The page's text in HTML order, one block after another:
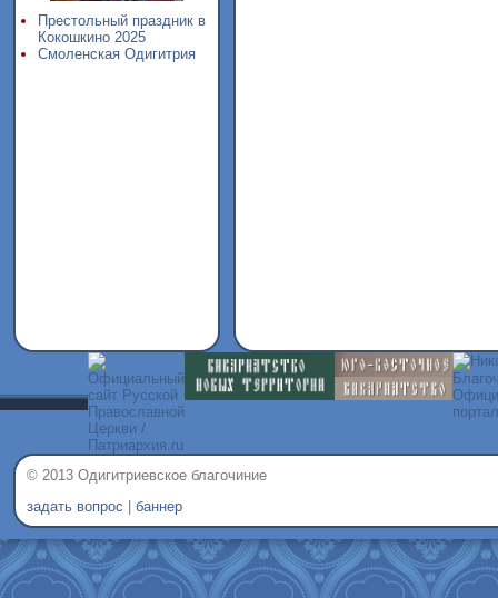
Престольный праздник в
Кокошкино 2025
Смоленская Одигитрия
© 2013 Одигитриевское благочиние
задать вопрос
баннер